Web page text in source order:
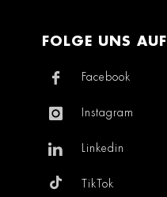
FOLGE UNS AUF
Facebook
Instagram
Linkedin
TikTok